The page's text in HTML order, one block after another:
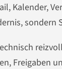
Kalender,
sondern
Freigaben